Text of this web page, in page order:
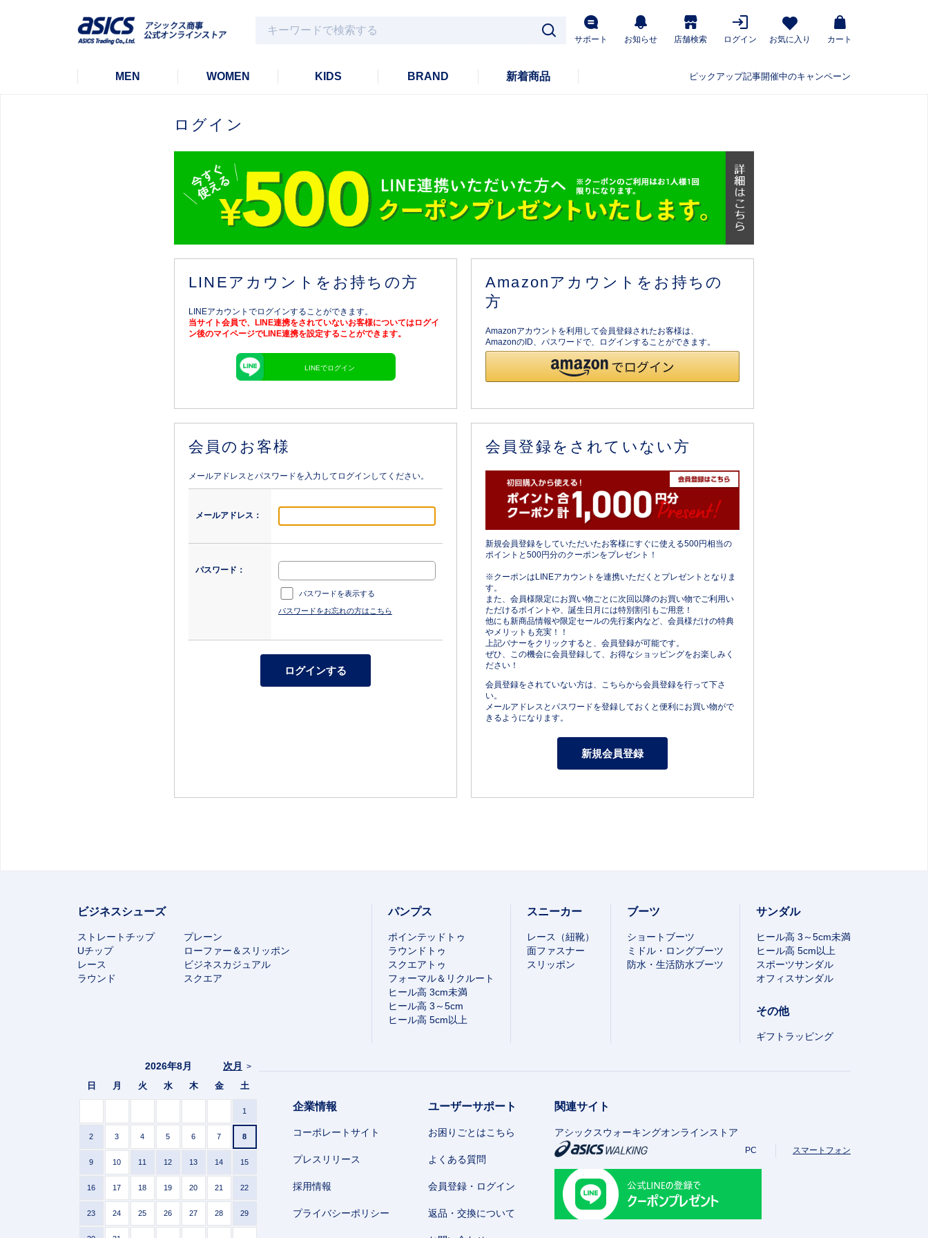
サポート お知らせ 店舗検索 ログイン お気に入り カート
MEN WOMEN KIDS BRAND 新着商品 ピックアップ記事開催中のキャンペーン
ログイン
LINEアカウントをお持ちの方
LINEアカウントでログインすることができます。
当サイト会員で、LINE連携をされていないお客様についてはログイ
ン後のマイページでLINE連携を設定することができます。
LINEでログイン
Amazonアカウントをお持ちの
方
Amazonアカウントを利用して会員登録されたお客様は、
AmazonのID、パスワードで、ログインすることができます。
会員のお客様
メールアドレスとパスワードを入力してログインしてください。
メールアドレス：
パスワード：
パスワードを表示する
パスワードをお忘れの方はこちら
会員登録をされていない方
新規会員登録をしていただいたお客様にすぐに使える500円相当の
ポイントと500円分のクーポンをプレゼント！
※クーポンはLINEアカウントを連携いただくとプレゼントとなりま
す。
また、会員様限定にお買い物ごとに次回以降のお買い物でご利用い
ただけるポイントや、誕生日月には特別割引もご用意！
他にも新商品情報や限定セールの先行案内など、会員様だけの特典
やメリットも充実！！
上記バナーをクリックすると、会員登録が可能です。
ぜひ、この機会に会員登録して、お得なショッピングをお楽しみく
ださい！
会員登録をされていない方は、こちらから会員登録を行って下さ
い。
メールアドレスとパスワードを登録しておくと便利にお買い物がで
きるようになります。
ビジネスシューズ
ストレートチップ
プレーン
Uチップ
ローファー＆スリッポン
レース
ビジネスカジュアル
ラウンド
スクエア
パンプス
ポインテッドトゥ
ラウンドトゥ
スクエアトゥ
フォーマル＆リクルート
ヒール高 3cm未満
ヒール高 3～5cm
ヒール高 5cm以上
スニーカー
レース（紐靴）
面ファスナー
スリッポン
ブーツ
ショートブーツ
ミドル・ロングブーツ
防水・生活防水ブーツ
サンダル
ヒール高 3～5cm未満
ヒール高 5cm以上
スポーツサンダル
オフィスサンダル
その他
ギフトラッピング
次月 >
2026年8月
日 月 火 水 木 金 土
1
2 3 4 5 6 7 8
9 10 11 12 13 14 15
16 17 18 19 20 21 22
23 24 25 26 27 28 29
企業情報
コーポレートサイト
プレスリリース
採用情報
プライバシーポリシー
ユーザーサポート
お困りごとはこちら
よくある質問
会員登録・ログイン
返品・交換について
関連サイト
アシックスウォーキングオンラインストア
PC スマートフォン